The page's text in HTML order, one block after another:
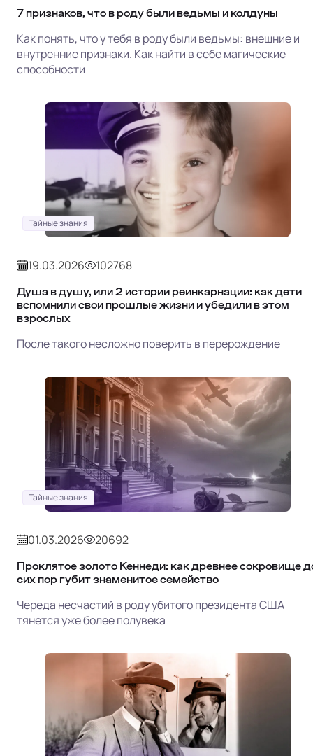
7 признаков, что в роду были ведьмы и колдуны
Как понять, что у тебя в роду были ведьмы: внешние и
внутренние признаки. Как найти в себе магические
способности
Тайные знания
19.03.2026 102768
Душа в душу, или 2 истории реинкарнации: как дети
вспомнили свои прошлые жизни и убедили в этом
взрослых
После такого несложно поверить в перерождение
Тайные знания
01.03.2026 20692
Проклятое золото Кеннеди: как древнее сокровище
сих пор губит знаменитое семейство
Череда несчастий в роду убитого президента США
тянется уже более полувека